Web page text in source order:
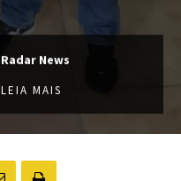
Radar News
LEIA MAIS